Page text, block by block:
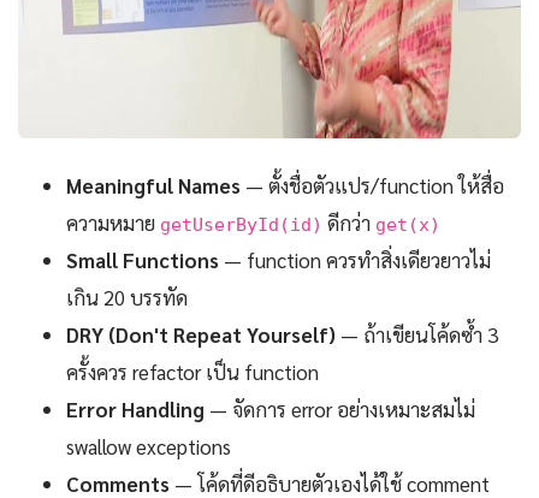
Meaningful Names — ตั้งชื่อตัวแปร/function ให้สื่อ
ความหมาย getUserById(id) ดีกว่า get(x)
Small Functions — function ควรทำสิ่งเดียวยาวไม่
เกิน 20 บรรทัด
DRY (Don't Repeat Yourself) — ถ้าเขียนโค้ดซ้ำ 3
ครั้งควร refactor เป็น function
Error Handling — จัดการ error อย่างเหมาะสมไม่
swallow exceptions
Comments — โค้ดที่ดีอธิบายตัวเองได้ใช้ comment